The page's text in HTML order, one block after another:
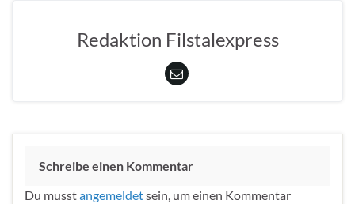
Redaktion Filstalexpress
Schreibe einen Kommentar
Du musstangemeldetsein, um einen Kommentar